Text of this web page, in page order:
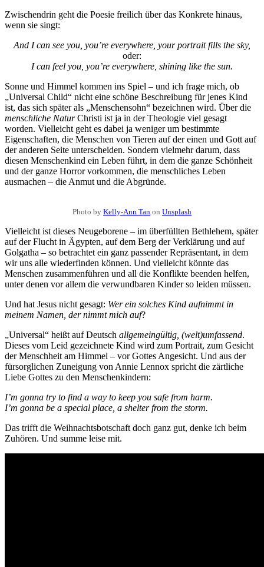
Zwischendrin geht die Poesie freilich über das Konkrete hinaus,
wenn sie singt:
And I can see you, you’re everywhere, your portrait fills the sky,
oder:
I can feel you, you’re everywhere, shining like the sun.
Sonne und Himmel kommen ins Spiel – und ich frage mich, ob
„Universal Child“ nicht eine schöne Beschreibung für jenes Kind
ist, das sich später als „Menschensohn“ bezeichnen wird. Über die
menschliche NaturChristi ist ja in der Theologie viel gesagt
worden. Vielleicht geht es dabei ja weniger um bestimmte
Eigenschaften, die Menschen von Tieren auf der einen und Gott auf
der anderen Seite unterscheiden. Sondern vielmehr darum, dass
diesen Menschenkind ein Leben führt, in dem die ganze Schönheit
und der ganze Horror vorkommen, die menschliches Leben
ausmachen – die Anmut und die Abgründe.
Photo by Kelly-Ann Tan on Unsplash
Vielleicht ist dieses Neugeborene – im überfüllten Bethlehem, später
auf der Flucht in Ägypten, auf dem Berg der Verklärung und auf
Golgatha – so betrachtet ein ganz passender Repräsentant, in dem
wir uns alle wiederfinden können. Und vielleicht könnte das
Menschen zusammenführen und all die Konflikte beenden helfen,
unter denen vor allem die verwundbaren Kinder so leiden müssen.
Und hat Jesus nicht gesagt: Wer ein solches Kind aufnimmt in
meinem Namen, der nimmt mich auf?
„Universal“ heißt auf Deutsch allgemeingültig, (welt)umfassend.
Dieses vom Leid gezeichnete Kind wird zum Portrait, zum Gesicht
der Menschheit am Himmel – vor Gottes Angesicht. Und aus der
fürsorglichen Zuneigung von Annie Lennox spricht die zärtliche
Liebe Gottes zu den Menschenkindern:
I’m gonna try to find a way to keep you safe from harm.
I’m gonna be a special place, a shelter from the storm.
Das trifft die Weihnachtsbotschaft doch ganz gut, denke ich beim
Zuhören. Und summe leise mit.